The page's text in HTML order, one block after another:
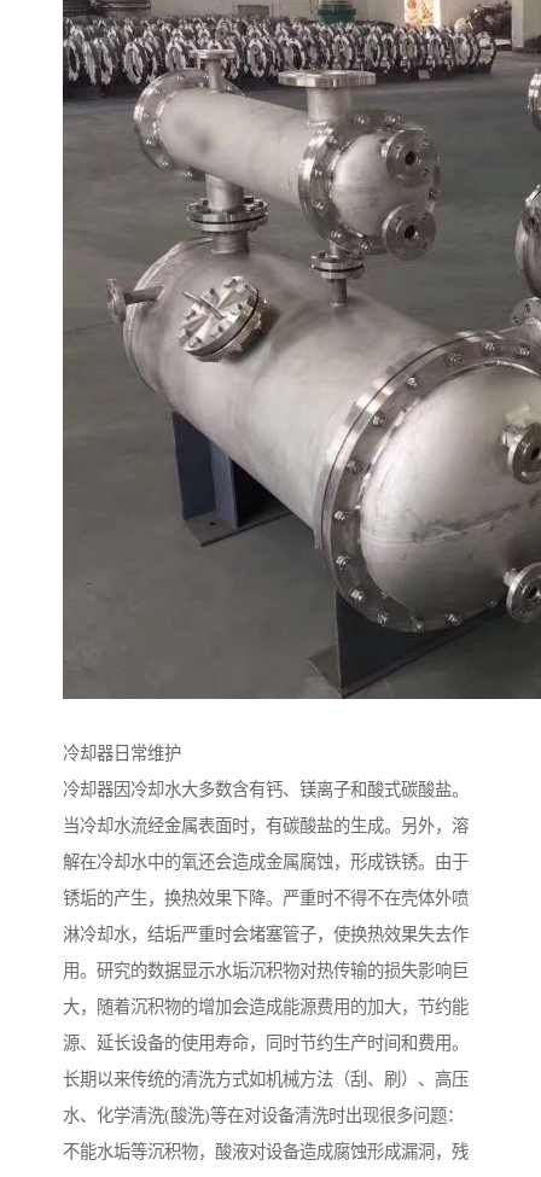
冷却器日常维护
冷却器因冷却水大多数含有钙、镁离子和酸式碳酸盐。
当冷却水流经金属表面时，有碳酸盐的生成。另外，溶
解在冷却水中的氧还会造成金属腐蚀，形成铁锈。由于
锈垢的产生，换热效果下降。严重时不得不在壳体外喷
淋冷却水，结垢严重时会堵塞管子，使换热效果失去作
用。研究的数据显示水垢沉积物对热传输的损失影响巨
大，随着沉积物的增加会造成能源费用的加大，节约能
源、延长设备的使用寿命，同时节约生产时间和费用。
长期以来传统的清洗方式如机械方法（刮、刷）、高压
水、化学清洗(酸洗)等在对设备清洗时出现很多问题：
不能水垢等沉积物，酸液对设备造成腐蚀形成漏洞，残